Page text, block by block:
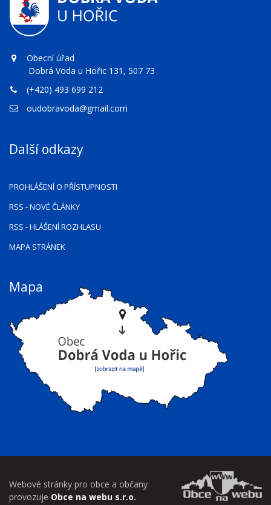
Obecní úřad
Dobrá Voda u Hořic 131, 507 73
(+420) 493 699 212
oudobravoda@gmail.com
Další odkazy
PROHLÁŠENÍ O PŘÍSTUPNOSTI
RSS - NOVÉ ČLÁNKY
RSS - HLÁŠENÍ ROZHLASU
MAPA STRÁNEK
Mapa
Webové stránky pro obce a občany
provozuje Obce na webu s.r.o.